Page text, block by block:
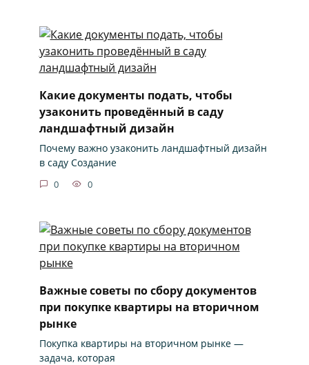
Какие документы подать, чтобы
узаконить проведённый в саду
ландшафтный дизайн
Почему важно узаконить ландшафтный дизайн
в саду Создание
0 0
Важные советы по сбору документов
при покупке квартиры на вторичном
рынке
Покупка квартиры на вторичном рынке —
задача, которая